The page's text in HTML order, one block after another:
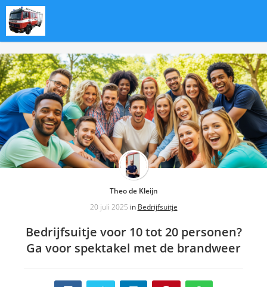
Theo de Kleijn
20 juli 2025 in Bedrijfsuitje
Bedrijfsuitje voor 10 tot 20 personen?
Ga voor spektakel met de brandweer